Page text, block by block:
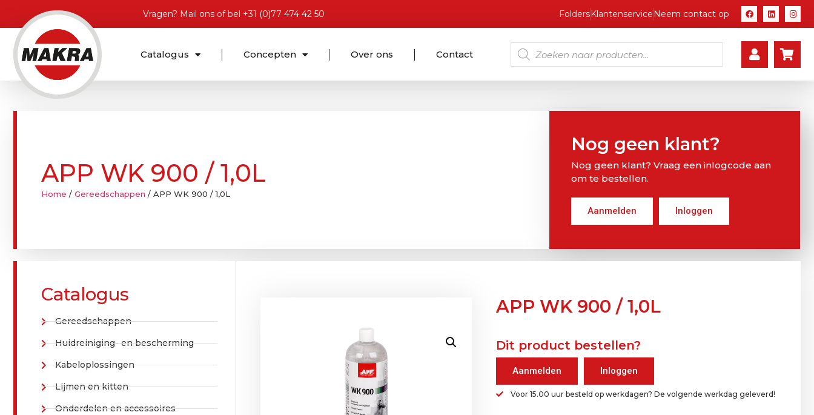
Vragen? Mail onsof bel +31 (0)77 474 42 50 FoldersKlantenservice Neem contact op
Catalogus Concepten Over ons Contact
APP WK 900 / 1,0L
Home / Gereedschappen / APP WK 900 / 1,0L
Nog geen klant?
Nog geen klant? Vraag een inlogcode aan
om te bestellen.
Aanmelden Inloggen
Catalogus
Gereedschappen
Huidreiniging- en bescherming
Kabeloplossingen
Lijmen en kitten
Onderdelen en accessoires
APP WK 900 / 1,0L
Dit product bestellen?
Aanmelden Inloggen
Voor 15.00 uur besteld op werkdagen? De volgende werkdag geleverd!